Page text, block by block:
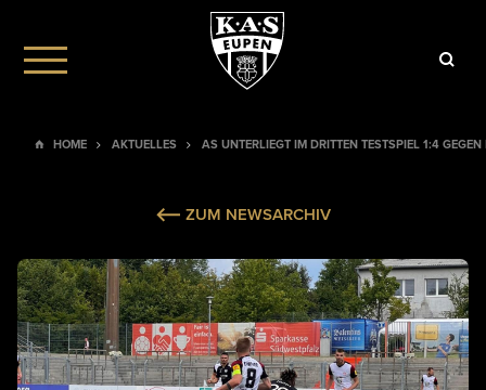
HOME AKTUELLES AS UNTERLIEGT IM DRITTEN TESTSPIEL 1:4
ZUM NEWSARCHIV